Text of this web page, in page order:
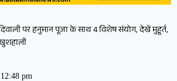
पर हनुमान पूजा के साथ 4 विशेष संयोग, देखें मुहूर्त,
12:48 pm